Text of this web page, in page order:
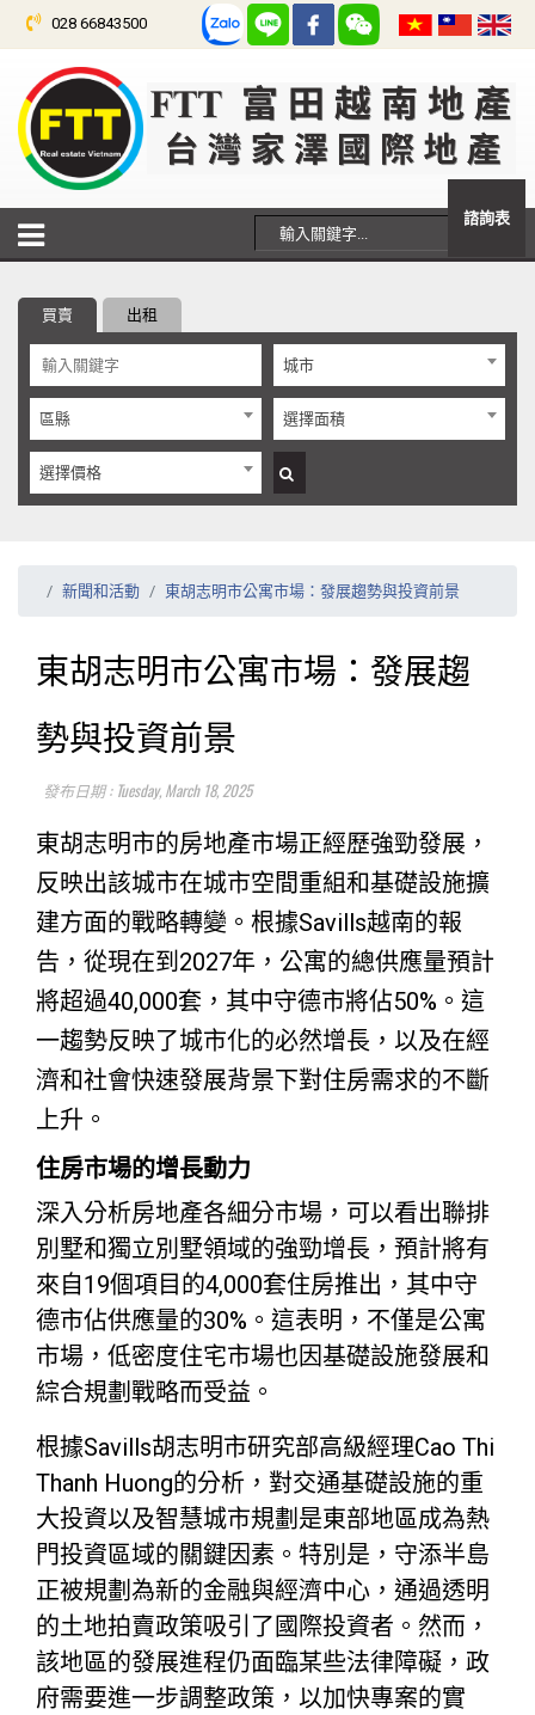
028 66843500
買賣 出租
城市
區縣 選擇面積
選擇價格
新聞和活動 東胡志明市公寓市場：發展趨勢與投資前景
東胡志明市公寓市場：發展趨
勢與投資前景
發布日期 : Tuesday, March 18, 2025
東胡志明市的房地產市場正經歷強勁發展，
反映出該城市在城市空間重組和基礎設施擴
建方面的戰略轉變。根據Savills越南的報
告，從現在到2027年，公寓的總供應量預計
將超過40,000套，其中守德市將佔50%。這
一趨勢反映了城市化的必然增長，以及在經
濟和社會快速發展背景下對住房需求的不斷
上升。
住房市場的增長動力
深入分析房地產各細分市場，可以看出聯排
別墅和獨立別墅領域的強勁增長，預計將有
來自19個項目的4,000套住房推出，其中守
德市佔供應量的30%。這表明，不僅是公寓
市場，低密度住宅市場也因基礎設施發展和
綜合規劃戰略而受益。
根據Savills胡志明市研究部高級經理Cao Thi
Thanh Huong的分析，對交通基礎設施的重
大投資以及智慧城市規劃是東部地區成為熱
門投資區域的關鍵因素。特別是，守添半島
正被規劃為新的金融與經濟中心，通過透明
的土地拍賣政策吸引了國際投資者。然而，
該地區的發展進程仍面臨某些法律障礙，政
府需要進一步調整政策，以加快專案的實
諮詢表